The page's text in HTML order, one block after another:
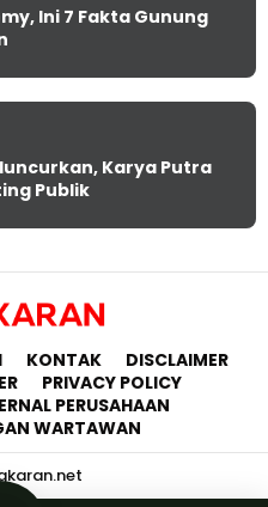
Ini 7 Fakta Gunung
Karya Putra
Publik
KONTAK
DISCLAIMER
PRIVACY POLICY
PERUSAHAAN
WARTAWAN